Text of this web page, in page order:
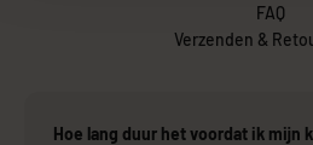
FAQ
Verzenden &
Hoe lang duur het voordat ik mijn